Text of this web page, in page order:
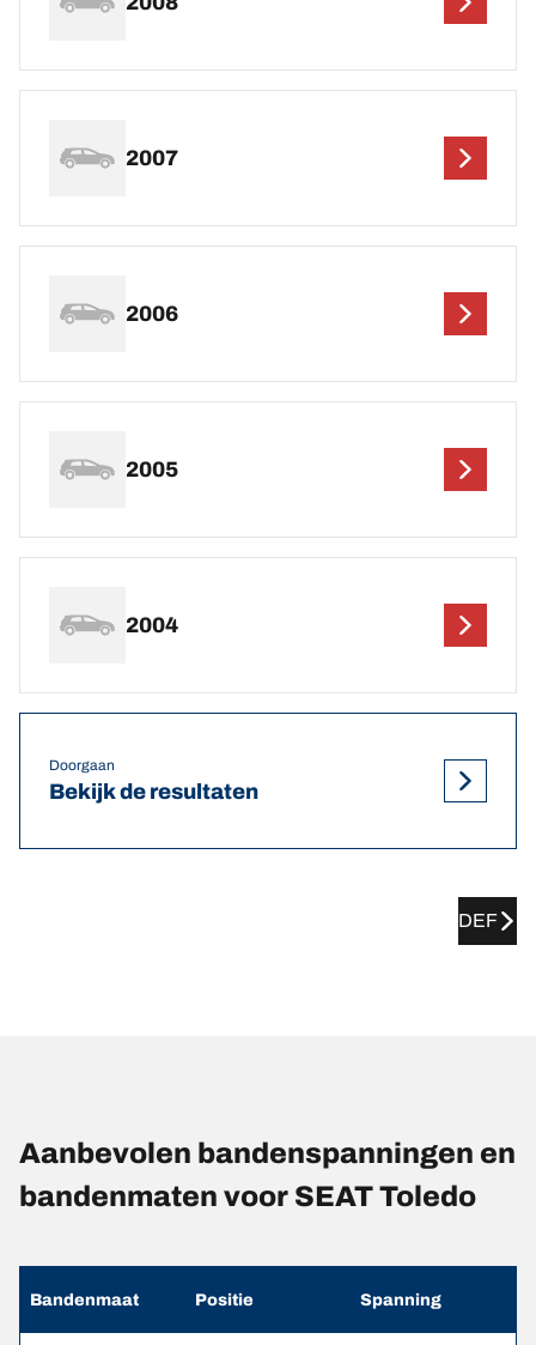
2007
2006
2005
2004
Doorgaan
Bekijk de resultaten
DEF
Aanbevolen bandenspanningen en
bandenmaten voor SEAT Toledo
Bandenmaat Positie Spanning